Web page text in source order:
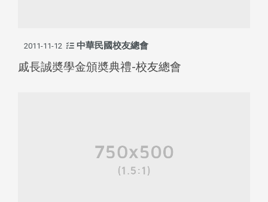
2011-11-12 中華民國校友總會
戚長誠奬學金頒奬典禮-校友總會